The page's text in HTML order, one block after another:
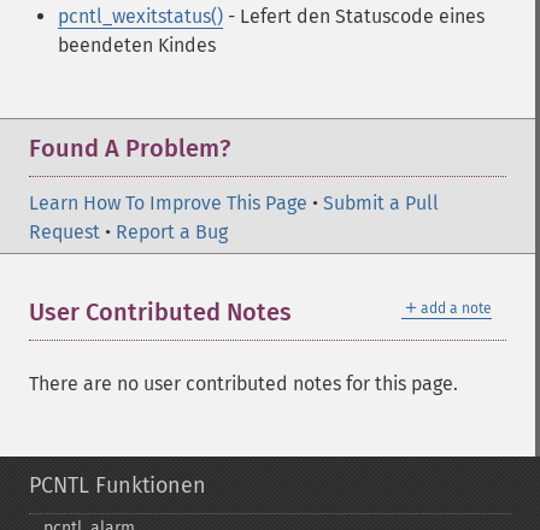
pcntl_wexitstatus() - Lefert den Statuscode eines
beendeten Kindes
Found A Problem?
Learn How To Improve This Page • Submit a Pull
Request • Report a Bug
＋ add a note
User Contributed Notes
There are no user contributed notes for this page.
PCNTL Funktionen